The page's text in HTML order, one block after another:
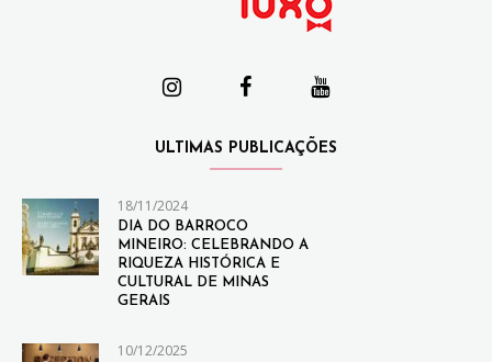
ULTIMAS PUBLICAÇÕES
18/11/2024
DIA DO BARROCO
MINEIRO: CELEBRANDO A
RIQUEZA HISTÓRICA E
CULTURAL DE MINAS
GERAIS
10/12/2025